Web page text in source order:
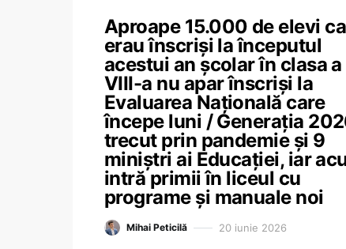
Aproape 15.000 de elevi
erau înscriși la începutul
acestui an școlar în clasa a
VIII-a nu apar înscriși la
Evaluarea Națională care
începe luni / Generația
trecut prin pandemie și 9
miniștri ai Educației, iar
intră primii în liceul cu
programe și manuale noi
Mihai Peticilă 20 iunie 2026